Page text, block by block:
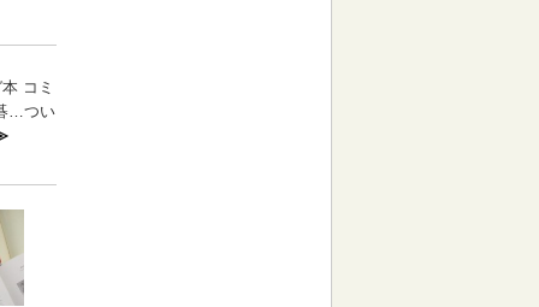
コミ
…つい